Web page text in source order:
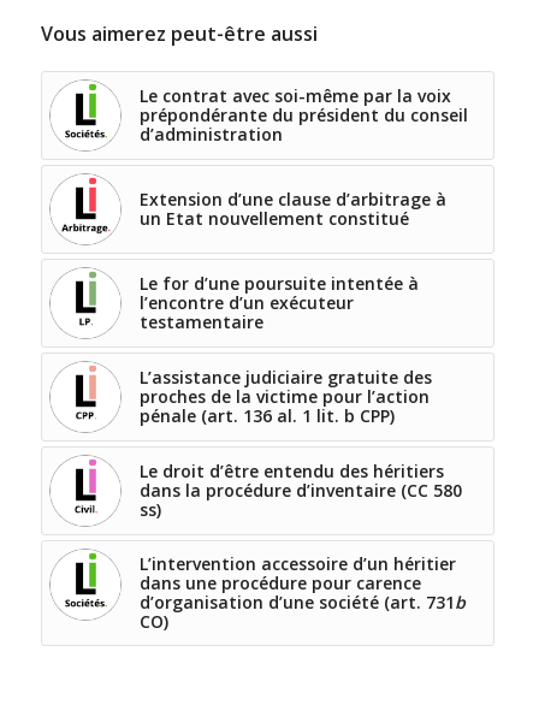
Vous aimerez peut-être aussi
Le contrat avec soi-même par la voix
prépondérante du président du conseil
d’administration
Extension d’une clause d’arbitrage à
un Etat nouvellement constitué
Le for d’une poursuite intentée à
l’encontre d’un exécuteur
testamentaire
L’assistance judiciaire gratuite des
proches de la victime pour l’action
pénale (art. 136 al. 1 lit. b CPP)
Le droit d’être entendu des héritiers
dans la procédure d’inventaire (CC 580
ss)
L’intervention accessoire d’un héritier
dans une procédure pour carence
d’organisation d’une société (art. 731b
CO)